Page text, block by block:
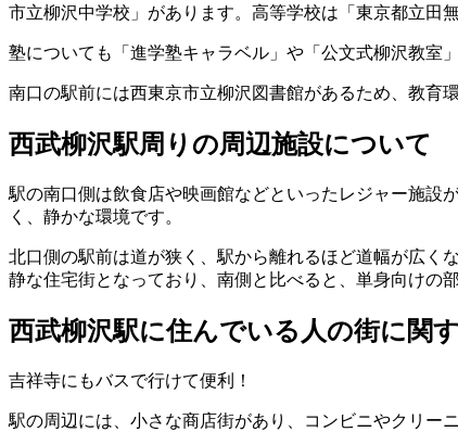
市立柳沢中学校」があります。高等学校は「東京都立田
塾についても「進学塾キャラベル」や「公文式柳沢教室
南口の駅前には西東京市立柳沢図書館があるため、教育
西武柳沢駅周りの周辺施設について
駅の南口側は飲食店や映画館などといったレジャー施設
く、静かな環境です。
北口側の駅前は道が狭く、駅から離れるほど道幅が広く
静な住宅街となっており、南側と比べると、単身向けの
西武柳沢駅に住んでいる人の街に関
吉祥寺にもバスで行けて便利！
駅の周辺には、小さな商店街があり、コンビニやクリー